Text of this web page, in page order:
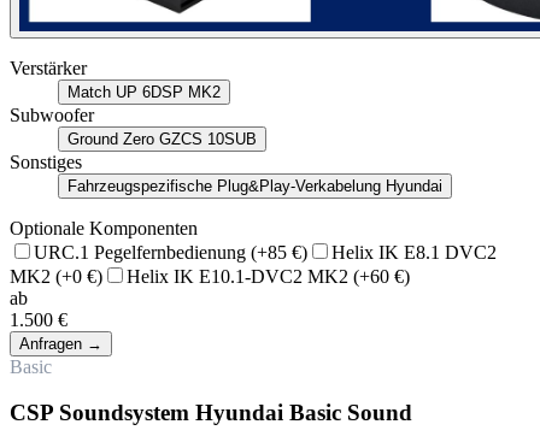
Verstärker
Match UP 6DSP MK2
Subwoofer
Ground Zero GZCS 10SUB
Sonstiges
Fahrzeugspezifische Plug&Play-Verkabelung Hyundai
Optionale Komponenten
URC.1 Pegelfernbedienung (+85 €)
Helix IK E8.1 DVC2
MK2 (+0 €) Helix IK E10.1-DVC2 MK2 (+60 €)
ab
1.500 €
Anfragen →
Basic
CSP Soundsystem Hyundai Basic Sound